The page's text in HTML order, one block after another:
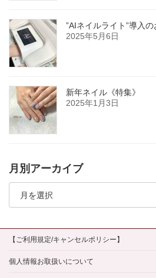
”AIネイルライト”導入
2025年5月6日
新年ネイル《特集》
2025年1月3日
月別アーカイブ
月
イ
ブ
【ご利用規定/キャンセルポリシー】
個人情報お取扱いについて